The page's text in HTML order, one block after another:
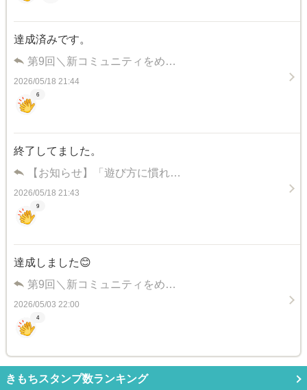
達成済みです。
第9回＼新コミュニティをめ…
2026/05/18 21:44
6
終了してました。
【お知らせ】「遊び方に慣れ…
2026/05/18 21:43
9
達成しました😊
第9回＼新コミュニティをめ…
2026/05/03 22:00
4
きもちスタンプ数ランキング